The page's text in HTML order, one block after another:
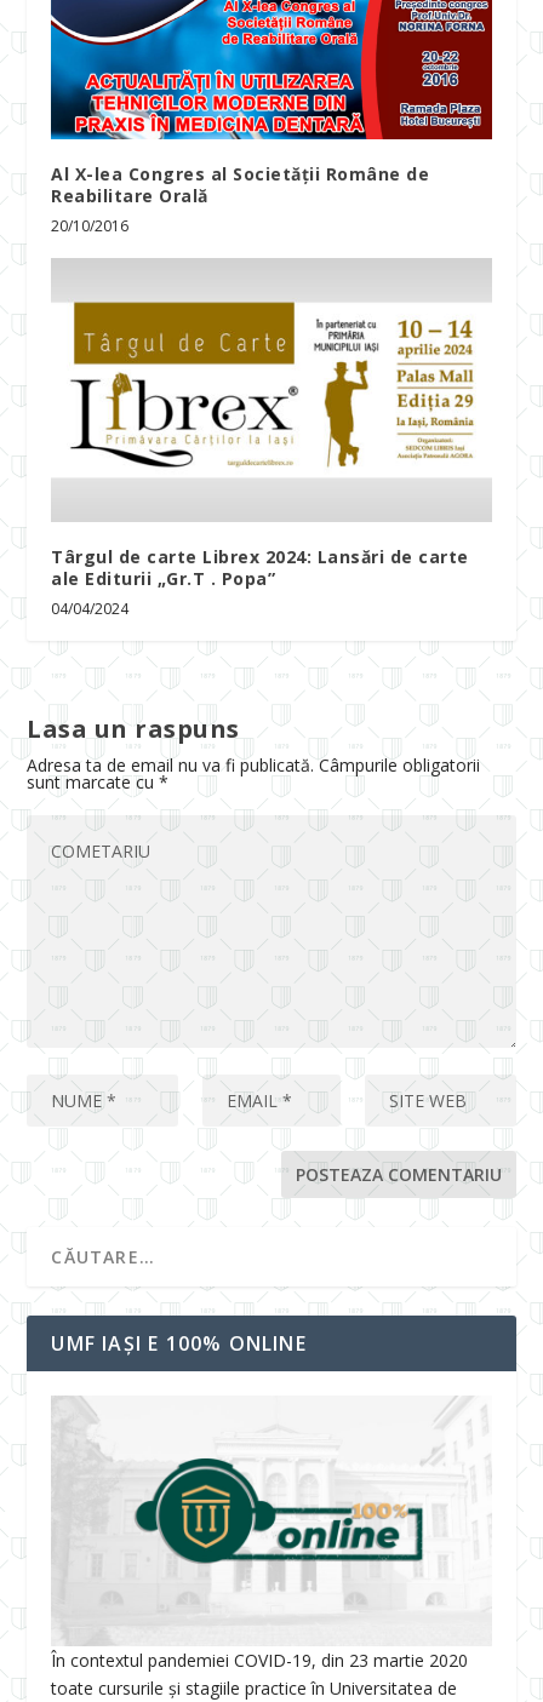
Al X-lea Congres al Societății Române de
Reabilitare Orală
20/10/2016
Târgul de carte Librex 2024: Lansări de carte
ale Editurii „Gr.T . Popa”
04/04/2024
Lasa un raspuns
Adresa ta de email nu va fi publicată. Câmpurile obligatorii
sunt marcate cu*
UMF IAȘI E 100% ONLINE
În contextul pandemiei COVID-19, din 23 martie 2020
toate cursurile și stagiile practice în Universitatea de